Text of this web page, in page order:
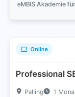
eMBIS Akademie
Online
Professional
Palling 1